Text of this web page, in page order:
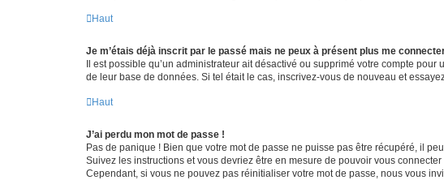
Haut
Je m’étais déjà inscrit par le passé mais ne peux à présent plus me
Il est possible qu’un administrateur ait désactivé ou supprimé votre compte
de leur base de données. Si tel était le cas, inscrivez-vous de nouveau et
Haut
J’ai perdu mon mot de passe !
Pas de panique ! Bien que votre mot de passe ne puisse pas être récupéré, il
Suivez les instructions et vous devriez être en mesure de pouvoir vous
Cependant, si vous ne pouvez pas réinitialiser votre mot de passe, nous vous